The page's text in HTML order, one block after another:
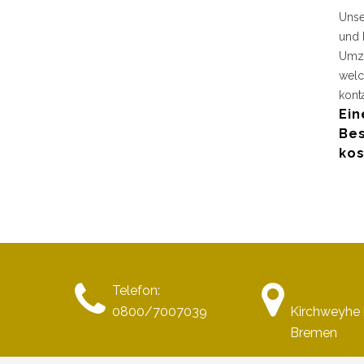
und
Telefon:
0800/7007039
Kirchweyhe
Bremen